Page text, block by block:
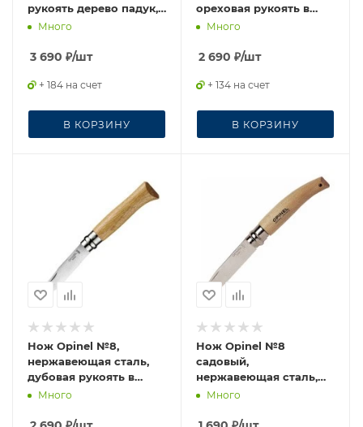
рукоять дерево падук,
226086
Много
3 690 ₽/шт
+ 184 на счет
В КОРЗИНУ
ореховая рукоять в
картонной коробке,
Много
2 690 ₽/шт
+ 134 на счет
В КОРЗИНУ
Нож Opinel №8,
нержавеющая сталь,
дубовая рукоять в
картонной коробке,
Много
Нож Opinel №8
садовый,
нержавеющая сталь,
коробка, 133080
Много